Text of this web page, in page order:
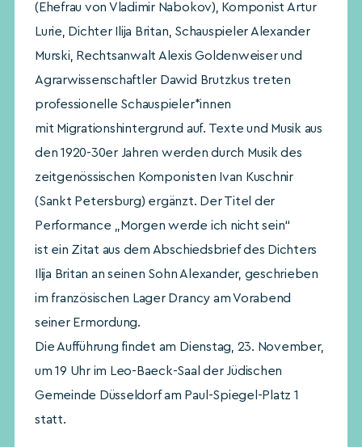
(Ehefrau von Vladimir Nabokov), Komponist Artur
Lurie, Dichter Ilija Britan, Schauspieler Alexander
Murski, Rechtsanwalt Alexis Goldenweiser und
Agrarwissenschaftler Dawid Brutzkus treten
professionelle Schauspieler*innen
mit Migrationshintergrund auf. Texte und Musik aus
den 1920-30er Jahren werden durch Musik des
zeitgenössischen Komponisten Ivan Kuschnir
(Sankt Petersburg) ergänzt. Der Titel der
Performance „Morgen werde ich nicht sein“
ist ein Zitat aus dem Abschiedsbrief des Dichters
Ilija Britan an seinen Sohn Alexander, geschrieben
im französischen Lager Drancy am Vorabend
seiner Ermordung.
Die Aufführung findet am Dienstag, 23. November,
um 19 Uhr im Leo-Baeck-Saal der Jüdischen
Gemeinde Düsseldorf am Paul-Spiegel-Platz 1
statt.